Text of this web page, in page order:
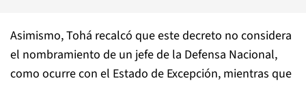
Asimismo, Tohá recalcó que este decreto no considera
el nombramiento de un jefe de la Defensa Nacional,
como ocurre con el Estado de Excepción, mientras que